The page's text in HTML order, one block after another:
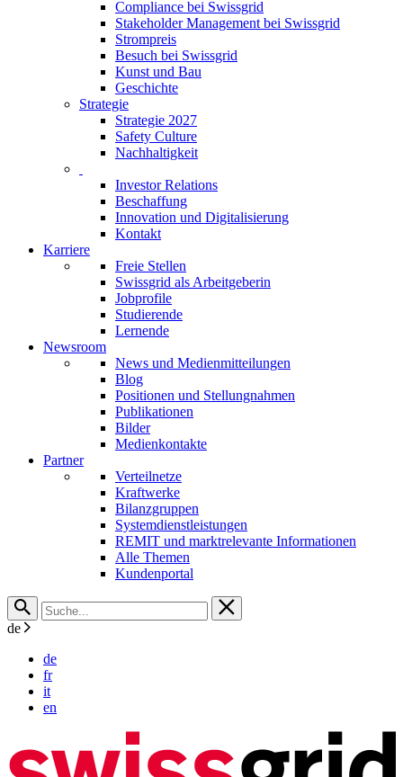
Compliance bei Swissgrid
Stakeholder Management bei Swissgrid
Strompreis
Besuch bei Swissgrid
Kunst und Bau
Geschichte
Strategie
Strategie 2027
Safety Culture
Nachhaltigkeit
Investor Relations
Beschaffung
Innovation und Digitalisierung
Kontakt
Karriere
Freie Stellen
Swissgrid als Arbeitgeberin
Jobprofile
Studierende
Lernende
Newsroom
News und Medienmitteilungen
Blog
Positionen und Stellungnahmen
Publikationen
Bilder
Medienkontakte
Partner
Verteilnetze
Kraftwerke
Bilanzgruppen
Systemdienstleistungen
REMIT und marktrelevante Informationen
Alle Themen
Kundenportal
de
de
fr
it
en